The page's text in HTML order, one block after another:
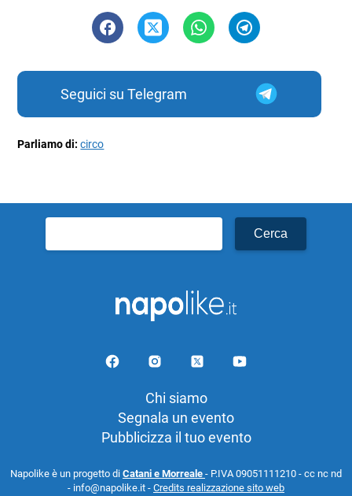
Seguici su Telegram
Parliamo di:circo
per:
Chi siamo
Segnala un evento
Pubblicizza il tuo evento
Napolike è un progetto di Catani e Morreale - P.IVA 09051111210 - cc nc nd
- info@napolike.it - Credits realizzazione sito web